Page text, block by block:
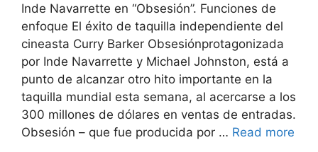
Inde Navarrette en “Obsesión”. Funciones de
enfoque El éxito de taquilla independiente del
cineasta Curry Barker Obsesiónprotagonizada
por Inde Navarrette y Michael Johnston, está a
punto de alcanzar otro hito importante en la
taquilla mundial esta semana, al acercarse a los
300 millones de dólares en ventas de entradas.
Obsesión – que fue producida por … Read more